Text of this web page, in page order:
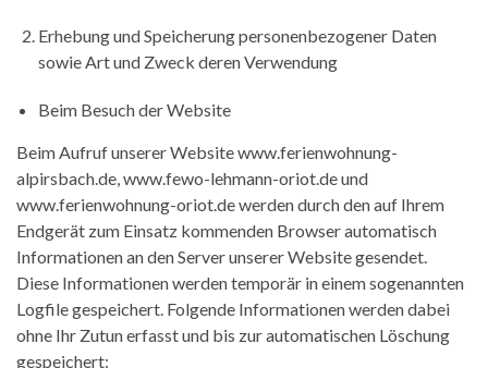
Erhebung und Speicherung personenbezogener Daten
sowie Art und Zweck deren Verwendung
Beim Besuch der Website
Beim Aufruf unserer Website www.ferienwohnung-
alpirsbach.de, www.fewo-lehmann-oriot.de und
www.ferienwohnung-oriot.de werden durch den auf Ihrem
Endgerät zum Einsatz kommenden Browser automatisch
Informationen an den Server unserer Website gesendet.
Diese Informationen werden temporär in einem sogenannten
Logfile gespeichert. Folgende Informationen werden dabei
ohne Ihr Zutun erfasst und bis zur automatischen Löschung
gespeichert: